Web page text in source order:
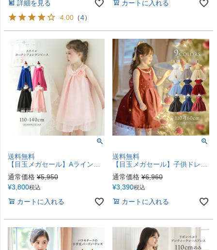
詳細を見る
4.00 （4）
カートに入れる
送料無料
【目玉メガセール】Aラインヨークシフォン ワンピースドレスTAK
通常価格 ¥5,950
¥3,800税込
カートに入れる
送料無料
【目玉メガセール】子供ドレス 刺繍パールドレスワンピース シックドレスTAK
通常価格 ¥6,960
¥3,390税込
カートに入れる